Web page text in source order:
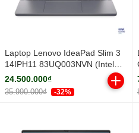
Laptop Lenovo IdeaPad Slim 3
14IPH11 83UQ003NVN (Intel
Core Ultra 5 322 | Integrated
Intel® Graphics | 14 inch
WUXGA IPS | 16GB | 512GB |
24.500.000₫
35.990.000₫ -32%